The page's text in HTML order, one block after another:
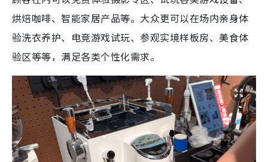
烘焙咖啡、智能家居产品等。大众更可以在场内亲身体
验洗衣养护、电竞游戏试玩、参观实境样板房、美食体
验区等等，满足各类个性化需求。